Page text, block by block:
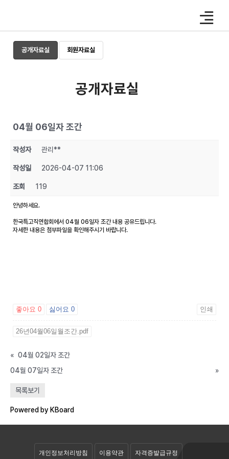
공개자료실 회원자료실
공개자료실
04월 06일자 조간
작성자 관리**
작성일 2026-04-07 11:06
조회 119
안녕하세요.
한국특고직연합회에서 04월 06일자 조간 내용 공유드립니다.
자세한 내용은 첨부파일을 확인해주시기 바랍니다.
좋아요 0 싫어요 0 인쇄
26년04월06일월조간.pdf
« 04월 02일자 조간
04월 07일자 조간
»
목록보기
Powered by KBoard
개인정보처리방침 이용약관 자격증발급규정